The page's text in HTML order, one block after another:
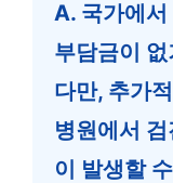
A. 국가에서
부담금이
다만, 추가
병원에서
이 발생할